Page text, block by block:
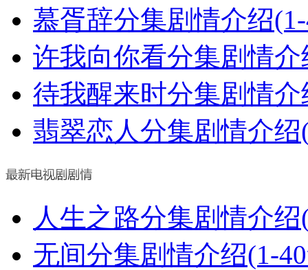
慕胥辞分集剧情介绍
许我向你看分集剧情
待我醒来时分集剧情
翡翠恋人分集剧情介
人生之路分集剧情介
无间分集剧情介绍(1-